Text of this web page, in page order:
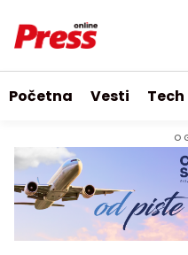
Početna Vesti Tech